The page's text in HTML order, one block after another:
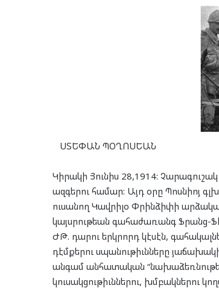
ՍՏԵՓԱՆ ՊՕՂՈՍԵԱՆ
Կիրակի Յունիս 28,1914:
ազգերու համար: Այդ օրը Պոսնիոյ
ուսանող Կավրիլօ Փրինձիփի
կայսրութեան գահաժառանգ Ֆրանց-
ԺԹ. դարու երկրորդ կէսէն,
դէմքերու սպանութիւնները
անգամ անհատական
կուսակցութիւններու, խմբակներու